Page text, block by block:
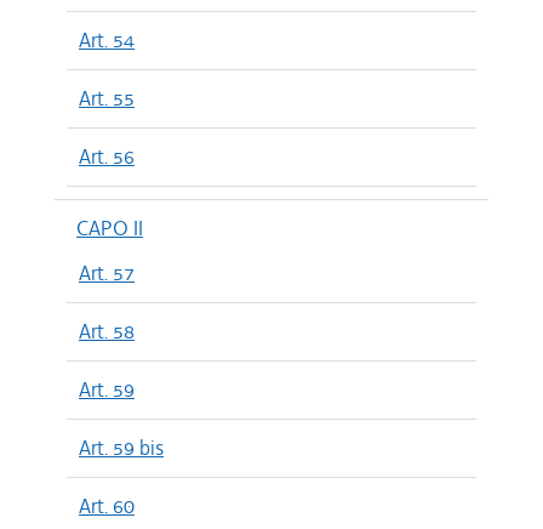
Art. 54
Art. 55
Art. 56
CAPO II
Art. 57
Art. 58
Art. 59
Art. 59 bis
Art. 60